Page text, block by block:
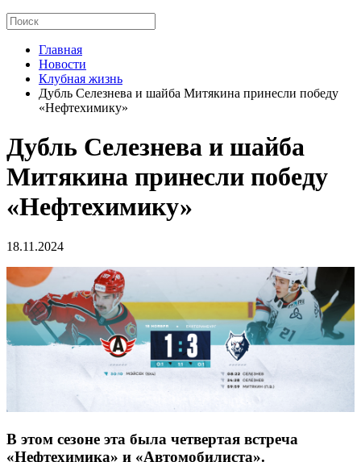
Главная
Новости
Клубная жизнь
Дубль Селезнева и шайба Митякина принесли победу
«Нефтехимику»
Дубль Селезнева и шайба
Митякина принесли победу
«Нефтехимику»
18.11.2024
В этом сезоне эта была четвертая встреча
«Нефтехимика» и «Автомобилиста».